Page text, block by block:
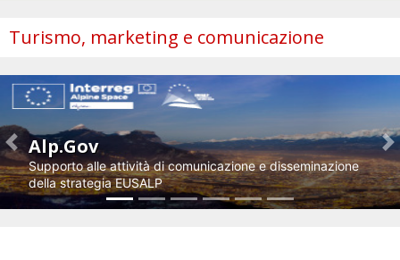
Turismo, marketing e comunicazione
Alp.Gov
Supporto alle attività di comunicazione e disseminazione
della strategia EUSALP
Previous